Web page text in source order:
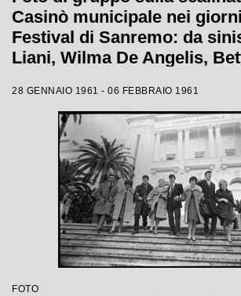
Casinò municipale nei
Festival di Sanremo: da
Liani, Wilma De Angelis,
Mazzetti
28 GENNAIO 1961 - 06 FEBBRAIO 1961
FOTO